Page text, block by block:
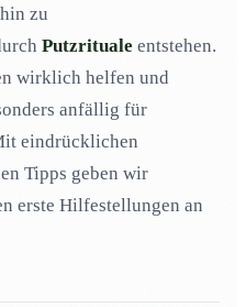
Wenn die Beziehung
leidet
manche
Reinlichkeitszwang sind
Welche Methoden helfen
Putzen zum
wird
zu
Putzrituale entstehen.
wirklich helfen und
anfällig für
eindrücklichen
Tipps geben wir
erste Hilfestellungen an